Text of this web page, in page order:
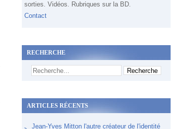
sorties. Vidéos. Rubriques sur la BD.
Contact
RECHERCHE
ARTICLES RÉCENTS
Jean-Yves Mitton l'autre créateur de l'identité